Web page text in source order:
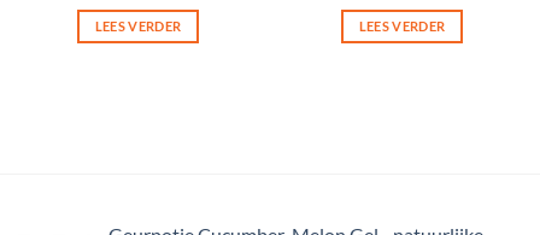
LEES VERDER LEES VERDER